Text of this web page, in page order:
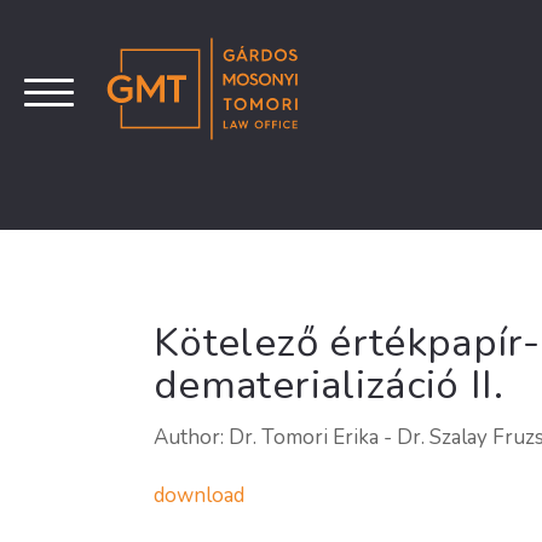
Kötelező értékpapír-
dematerializáció II.
Author: Dr. Tomori Erika - Dr. Szalay
download